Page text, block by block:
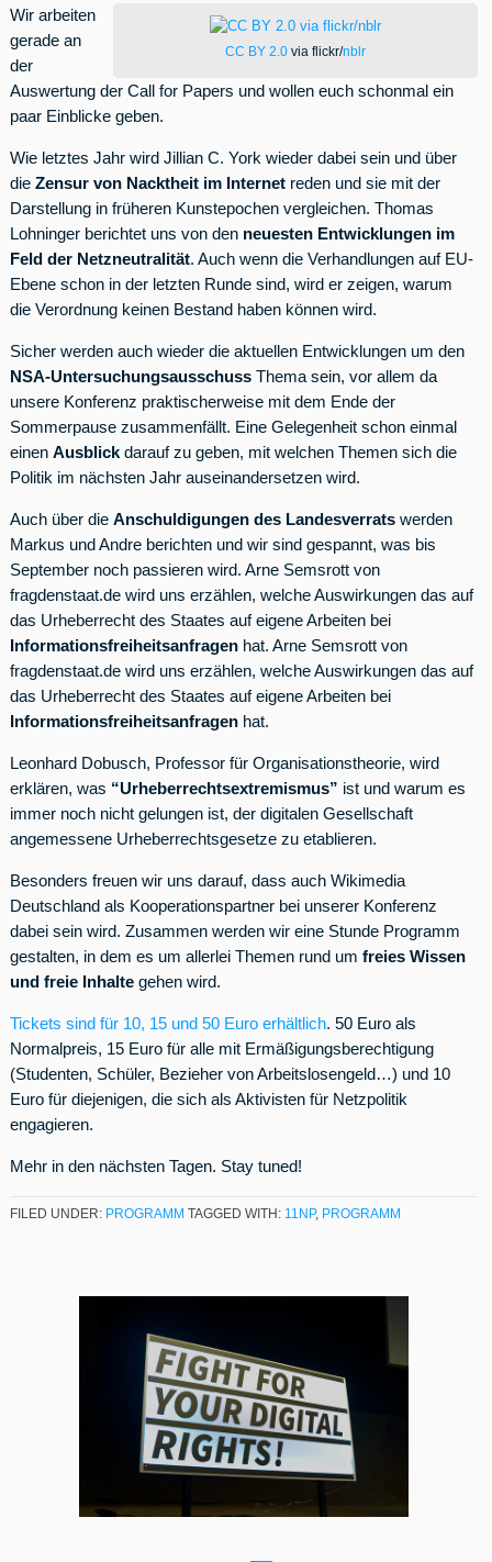
CC BY 2.0via flickr/nblr
Wir arbeiten
gerade an
der
Auswertung der Call for Papers und wollen euch schonmal ein
paar Einblicke geben.
Wie letztes Jahr wird Jillian C. York wieder dabei sein und über
die Zensur von Nacktheit im Internetreden und sie mit der
Darstellung in früheren Kunstepochen vergleichen. Thomas
Lohninger berichtet uns von den neuesten Entwicklungen im
Feld der Netzneutralität. Auch wenn die Verhandlungen auf EU-
Ebene schon in der letzten Runde sind, wird er zeigen, warum
die Verordnung keinen Bestand haben können wird.
Sicher werden auch wieder die aktuellen Entwicklungen um den
NSA-UntersuchungsausschussThema sein, vor allem da
unsere Konferenz praktischerweise mit dem Ende der
Sommerpause zusammenfällt. Eine Gelegenheit schon einmal
einen Ausblickdarauf zu geben, mit welchen Themen sich die
Politik im nächsten Jahr auseinandersetzen wird.
Auch über die Anschuldigungen des Landesverratswerden
Markus und Andre berichten und wir sind gespannt, was bis
September noch passieren wird. Arne Semsrott von
fragdenstaat.de wird uns erzählen, welche Auswirkungen das auf
das Urheberrecht des Staates auf eigene Arbeiten bei
Informationsfreiheitsanfragenhat. Arne Semsrott von
fragdenstaat.de wird uns erzählen, welche Auswirkungen das auf
das Urheberrecht des Staates auf eigene Arbeiten bei
Informationsfreiheitsanfragenhat.
Leonhard Dobusch, Professor für Organisationstheorie, wird
erklären, was “Urheberrechtsextremismus” ist und warum es
immer noch nicht gelungen ist, der digitalen Gesellschaft
angemessene Urheberrechtsgesetze zu etablieren.
Besonders freuen wir uns darauf, dass auch Wikimedia
Deutschland als Kooperationspartner bei unserer Konferenz
dabei sein wird. Zusammen werden wir eine Stunde Programm
gestalten, in dem es um allerlei Themen rund um freies Wissen
und freie Inhaltegehen wird.
Tickets sind für 10, 15 und 50 Euro erhältlich. 50 Euro als
Normalpreis, 15 Euro für alle mit Ermäßigungsberechtigung
(Studenten, Schüler, Bezieher von Arbeitslosengeld…) und 10
Euro für diejenigen, die sich als Aktivisten für Netzpolitik
engagieren.
Mehr in den nächsten Tagen. Stay tuned!
FILED UNDER: PROGRAMM TAGGED WITH: 11NP, PROGRAMM